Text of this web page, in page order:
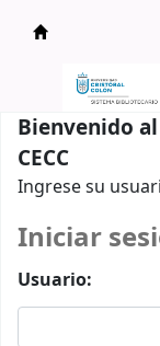
Catálogo
Bienvenido
CECC
Ingrese su
Iniciar
Usuario: